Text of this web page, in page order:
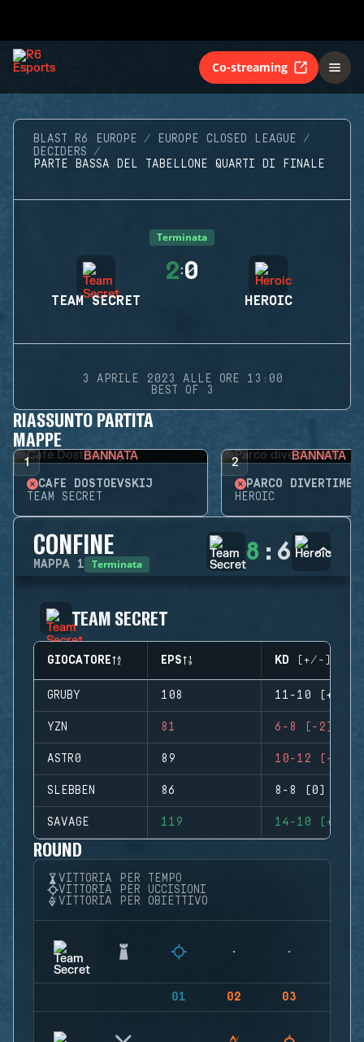
Co-streaming
BLAST R6 EUROPE
EUROPE CLOSED LEAGUE
DECIDERS
PARTE BASSA DEL TABELLONE QUARTI DI FINALE
Terminata
TEAM SECRET
2:0
HEROIC
3 APRILE 2023 ALLE ORE 13:00
BEST OF 3
RIASSUNTO PARTITA
MAPPE
1 BANNATA
CAFÉ DOSTOEVSKIJ
TEAM SECRET
2 BANNATA
PARCO
HEROIC
CONFINE
MAPPA 1 Terminata 8 : 6
TEAM SECRET
GIOCATORE EPS KD (+/-)
GRUBY 108 11-10 (+1)
YZN 81 6-8 (-2)
ASTR0 89 10-12 (-2)
SLEBBEN 86 8-8 (0)
SAVAGE 119 14-10 (+4)
ROUND
VITTORIA PER TEMPO
VITTORIA PER UCCISIONI
VITTORIA PER OBIETTIVO
01 02 03